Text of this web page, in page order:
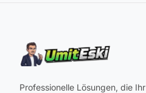
Professionelle Lösungen, die Ihr